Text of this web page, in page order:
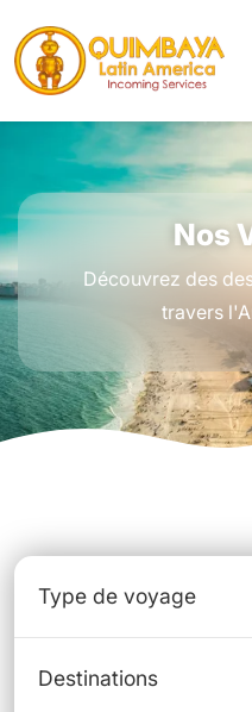
Nos
Découvrez des
travers